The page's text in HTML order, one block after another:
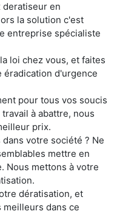
deratiseur en
la solution c'est
entreprise spécialiste
loi chez vous, et faites
éradication d'urgence
pour tous vos soucis
à abattre, nous
prix.
votre société ? Ne
mettre en
Nous mettons à votre
dératisation, et
dans ce